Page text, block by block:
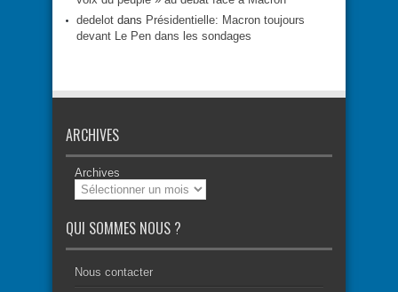
dedelot dans Présidentielle: Macron toujours
devant Le Pen dans les sondages
ARCHIVES
Archives
QUI SOMMES NOUS ?
Nous contacter